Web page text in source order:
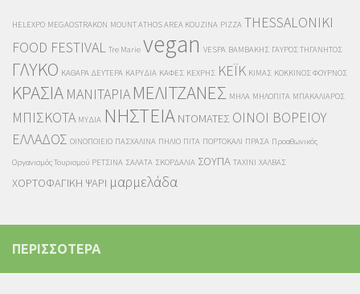
HELEXPO MEGAOSTRAKON MOUNT ATHOS AREA KOUZINA PIZZA THESSALONIKI
FOOD FESTIVAL Tre Marie vegan VESPA ΒΑΜΒΑΚΗΣ ΓΑΥΡΟΣ ΤΗΓΑΝΗΤΟΣ
ΓΛΥΚΟ ΚΑΘΑΡΑ ΔΕΥΤΕΡΑ ΚΑΡΥΔΙΑ ΚΑΦΕΣ ΚΕΧΡΗΣ ΚΕΪΚ ΚΙΜΑΣ ΚΟΚΚΙΝΟΣ ΦΟΥΡΝΟΣ
ΚΡΑΣΙΑ ΜΑΝΙΤΑΡΙΑ ΜΕΛΙΤΖΑΝΕΣ ΜΗΛΑ ΜΗΛΟΠΙΤΑ ΜΠΑΚΑΛΙΑΡΟΣ
ΜΠΙΣΚΟΤΑ ΜΥΔΙΑ ΝΗΣΤΕΙΑ ΝΤΟΜΑΤΕΣ ΟΙΝΟΙ ΒΟΡΕΙΟΥ
ΕΛΛΑΔΟΣ ΟΙΝΟΠΟΙΕΙΟ ΠΑΣΧΑΛΙΝΑ ΠΗΛΙΟ ΠΙΤΑ ΠΟΡΤΟΚΑΛΙ ΠΡΑΣΑ Προαθωνικός
Οργανισμός Τουρισμού ΡΕΤΣΙΝΑ ΣΑΛΑΤΑ ΣΚΟΡΔΑΛΙΑ ΣΟΥΠΑ ΤΑΧΙΝΙ ΧΑΛΒΑΣ
ΧΟΡΤΟΦΑΓΙΚΗ ΨΑΡΙ μαρμελάδα
ΠΕΡΙΣΣΟΤΕΡΑ